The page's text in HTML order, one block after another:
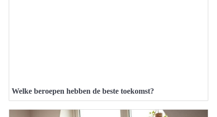
Welke beroepen hebben de beste toekomst?